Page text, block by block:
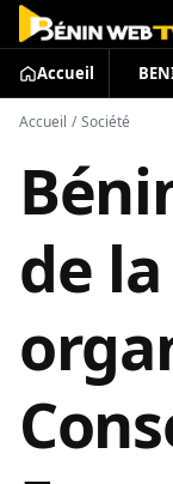
Accueil
Accueil / Société
de